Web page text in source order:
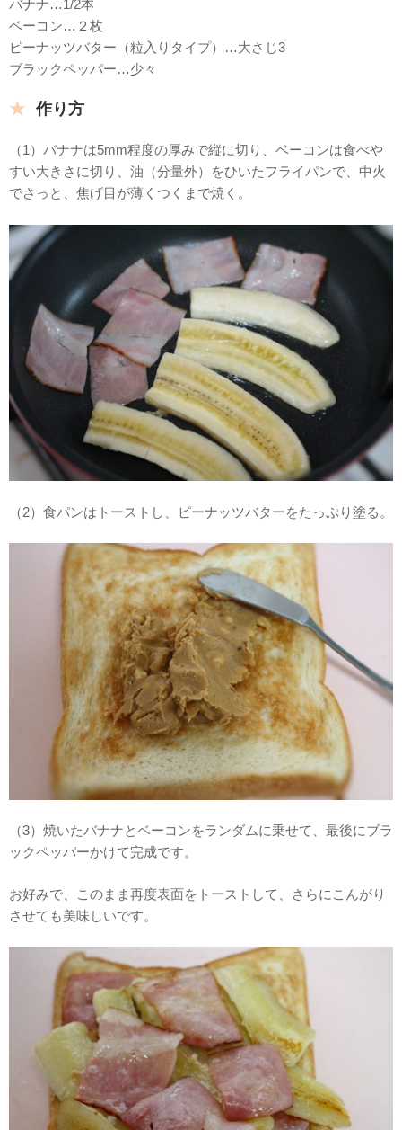
バナナ…1/2本
ベーコン…２枚
ピーナッツバター（粒入りタイプ）…大さじ3
ブラックペッパー…少々
作り方
（1）バナナは5mm程度の厚みで縦に切り、ベーコンは食べや
すい大きさに切り、油（分量外）をひいたフライパンで、中火
でさっと、焦げ目が薄くつくまで焼く。
（2）食パンはトーストし、ピーナッツバターをたっぷり塗る。
（3）焼いたバナナとベーコンをランダムに乗せて、最後にブラ
ックペッパーかけて完成です。
お好みで、このまま再度表面をトーストして、さらにこんがり
させても美味しいです。